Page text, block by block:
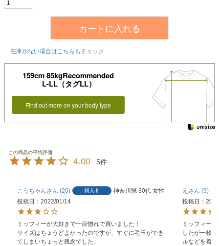
カートに入れる
在庫がない場合はこちらもチェック
159cm 85kgRecommended
L-LL（タグLL）
Find out more on your body type
4.00 5
こうちゃん 26 購入者 神奈川県 30代 女性
投稿日
2022/01/14
ミッフィーが大好きで一目惚れで買いました！
サイズはちょうどよかったのですが、すぐに毛玉ができ
てしまいちょっと残念でした。
え
9
投稿日
ミッフィー
したが一枚
ルなどを着